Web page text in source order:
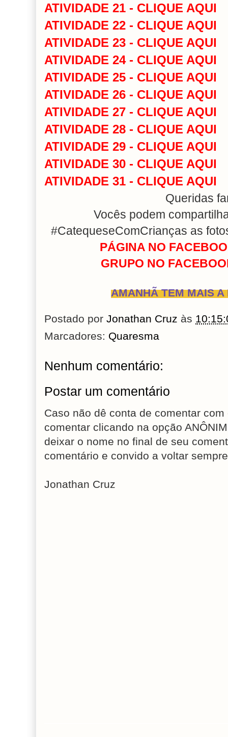
ATIVIDADE 21 - CLIQUE AQUI
ATIVIDADE 22 - CLIQUE AQUI
ATIVIDADE 23 - CLIQUE AQUI
ATIVIDADE 24 - CLIQUE AQUI
ATIVIDADE 25 - CLIQUE AQUI
ATIVIDADE 26 - CLIQUE AQUI
ATIVIDADE 27 - CLIQUE AQUI
ATIVIDADE 28 - CLIQUE AQUI
ATIVIDADE 29 - CLIQUE AQUI
ATIVIDADE 30 - CLIQUE AQUI
ATIVIDADE 31 - CLIQUE AQUI
Queridas
Vocês podem
#CatequeseComCrianças as
PÁGINA NO
GRUPO NO
AMANHÃ TEM MAIS A
Postado por Jonathan Cruz às
Marcadores: Quaresma
Nenhum comentário:
Postar um comentário
Caso não dê conta de comentar
comentar clicando na opção
deixar o nome no final de seu
comentário e convido a voltar
Jonathan Cruz